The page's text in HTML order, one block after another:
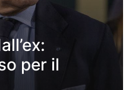
per il